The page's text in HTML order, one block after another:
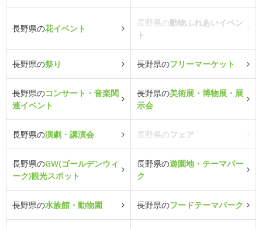
長野県の花イベント
長野県の動物ふれあいイベン
ト
長野県の祭り 長野県のフリーマーケット
長野県のコンサート・音楽関
連イベント
長野県の美術展・博物展・展
示会
長野県の演劇・講演会 長野県のフェア
長野県のGW(ゴールデンウィ
ーク)観光スポット
長野県の遊園地・テーマパー
ク
長野県の水族館・動物園 長野県のフードテーマパーク